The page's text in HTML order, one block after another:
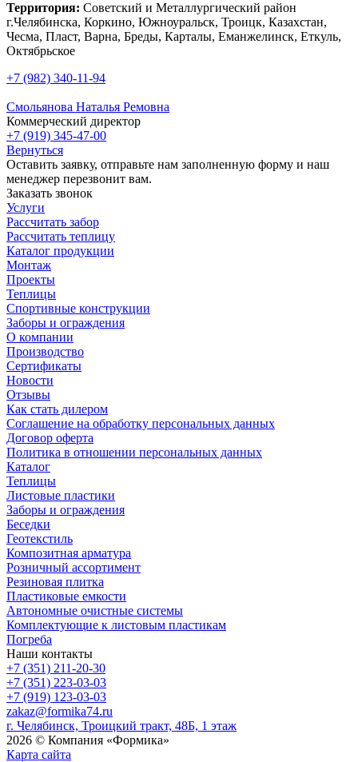
Территория: Советский и Металлургический район
г.Челябинска, Коркино, Южноуральск, Троицк, Казахстан,
Чесма, Пласт, Варна, Бреды, Карталы, Еманжелинск, Еткуль,
Октябрьское
+7 (982) 340-11-94
Смольянова Наталья Ремовна
Коммерческий директор
+7 (919) 345-47-00
Вернуться
Оставить заявку, отправьте нам заполненную форму и наш
менеджер перезвонит вам.
Заказать звонок
Услуги
Рассчитать забор
Рассчитать теплицу
Каталог продукции
Монтаж
Проекты
Теплицы
Спортивные конструкции
Заборы и ограждения
О компании
Производство
Сертификаты
Новости
Отзывы
Как стать дилером
Соглашение на обработку персональных данных
Договор оферта
Политика в отношении персональных данных
Каталог
Теплицы
Листовые пластики
Заборы и ограждения
Беседки
Геотекстиль
Композитная арматура
Розничный ассортимент
Резиновая плитка
Пластиковые емкости
Автономные очистные системы
Комплектующие к листовым пластикам
Погреба
Наши контакты
+7 (351) 211-20-30
+7 (351) 223-03-03
+7 (919) 123-03-03
zakaz@formika74.ru
г. Челябинск, Троицкий тракт, 48Б, 1 этаж
2026 © Компания «Формика»
Карта сайта